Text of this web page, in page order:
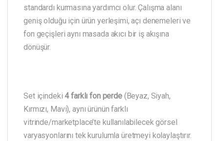
standardı kurmasına yardımcı olur. Çalışma alanı
geniş olduğu için ürün yerleşimi, açı denemeleri ve
fon geçişleri aynı masada akıcı bir iş akışına
dönüşür.
Set içindeki4 farklı fon perde(Beyaz, Siyah,
Kırmızı, Mavi), aynı ürünün farklı
vitrinde/marketplace’te kullanılabilecek görsel
varyasyonlarını tek kurulumla üretmeyi kolaylaştırır.